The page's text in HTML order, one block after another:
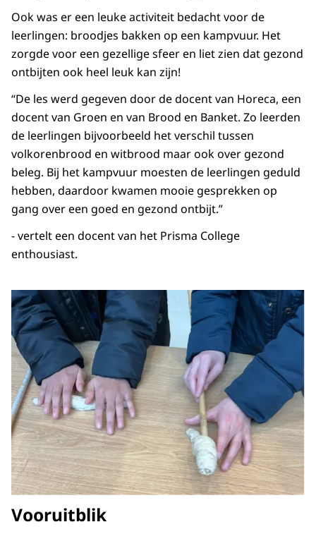
Ook was er een leuke activiteit bedacht voor de
leerlingen: broodjes bakken op een kampvuur. Het
zorgde voor een gezellige sfeer en liet zien dat gezond
ontbijten ook heel leuk kan zijn!
“De les werd gegeven door de docent van Horeca, een
docent van Groen en van Brood en Banket. Zo leerden
de leerlingen bijvoorbeeld het verschil tussen
volkorenbrood en witbrood maar ook over gezond
beleg. Bij het kampvuur moesten de leerlingen geduld
hebben, daardoor kwamen mooie gesprekken op
gang over een goed en gezond ontbijt.”
- vertelt een docent van het Prisma College
enthousiast.
Vooruitblik